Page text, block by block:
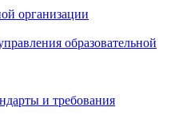
организации
образовательной
и требования